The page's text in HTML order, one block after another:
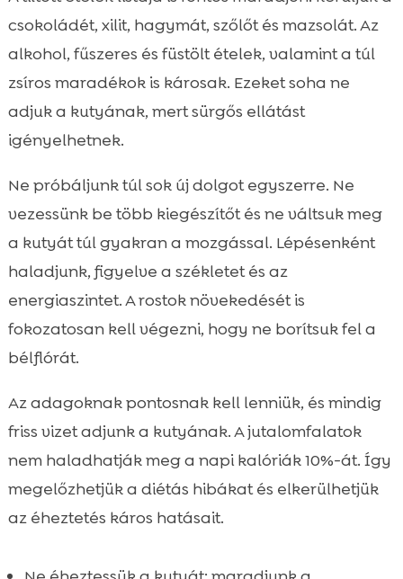
csokoládét, xilit, hagymát, szőlőt és mazsolát. Az
alkohol, fűszeres és füstölt ételek, valamint a túl
zsíros maradékok is károsak. Ezeket soha ne
adjuk a kutyának, mert sürgős ellátást
igényelhetnek.
Ne próbáljunk túl sok új dolgot egyszerre. Ne
vezessünk be több kiegészítőt és ne váltsuk meg
a kutyát túl gyakran a mozgással. Lépésenként
haladjunk, figyelve a székletet és az
energiaszintet. A rostok növekedését is
fokozatosan kell végezni, hogy ne borítsuk fel a
bélflórát.
Az adagoknak pontosnak kell lenniük, és mindig
friss vizet adjunk a kutyának. A jutalomfalatok
nem haladhatják meg a napi kalóriák 10%-át. Így
megelőzhetjük a diétás hibákat és elkerülhetjük
az éheztetés káros hatásait.